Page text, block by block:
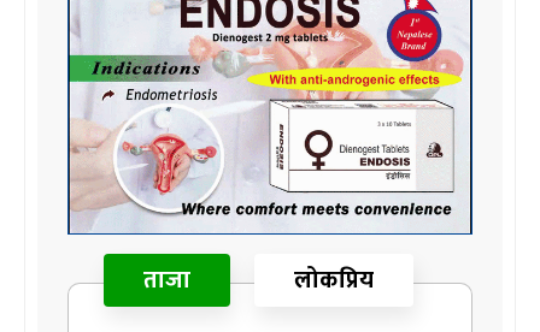
ताजा लोकप्रिय